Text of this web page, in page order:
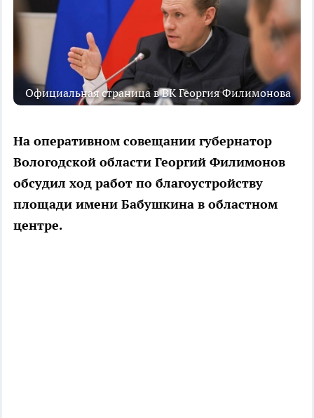
Официальная страница в ВК Георгия Филимонова
На оперативном совещании губернатор
Вологодской области Георгий Филимонов
обсудил ход работ по благоустройству
площади имени Бабушкина в областном
центре.